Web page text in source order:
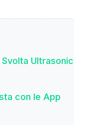
Ultrasonic
con le App